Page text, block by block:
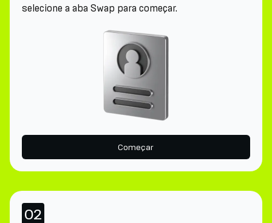
selecione a aba Swap para começar.
Começar
02